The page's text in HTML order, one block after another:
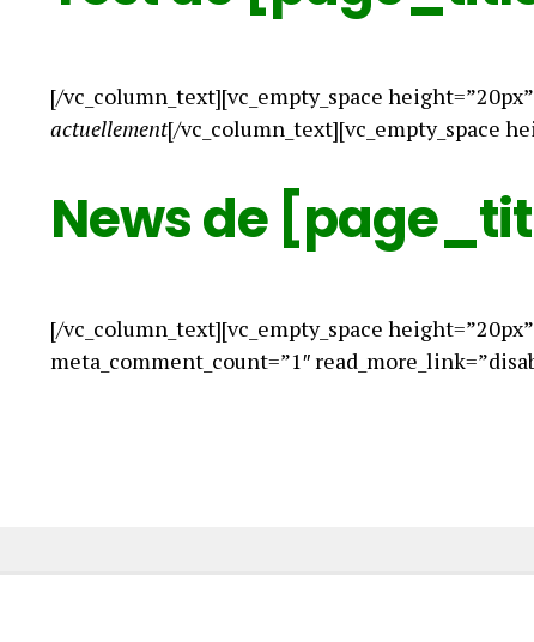
[/vc_column_text][vc_empty_space
actuellement[/vc_column_text][vc_empty_space
News de
[/vc_column_text][vc_empty_space
meta_comment_count=”1″